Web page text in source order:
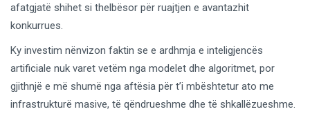
afatgjatë shihet si thelbësor për ruajtjen e avantazhit
konkurrues.
Ky investim nënvizon faktin se e ardhmja e inteligjencës
artificiale nuk varet vetëm nga modelet dhe algoritmet, por
gjithnjë e më shumë nga aftësia për t’i mbështetur ato me
infrastrukturë masive, të qëndrueshme dhe të shkallëzueshme.